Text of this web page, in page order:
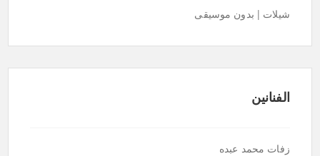
شيلات | بدون موسيقى
الفنانين
زفات محمد عبده